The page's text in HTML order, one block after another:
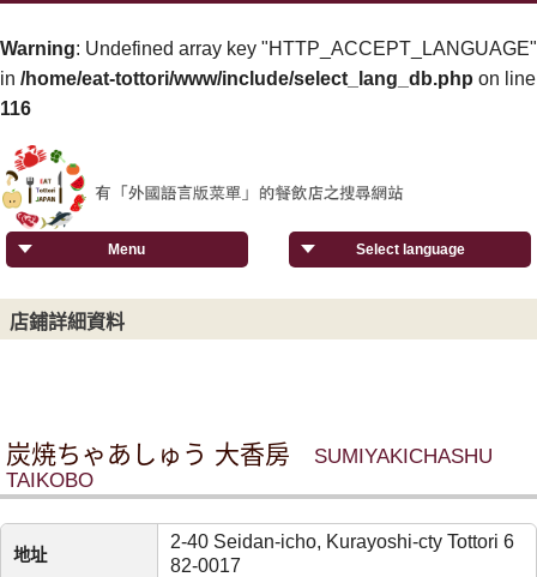
Warning: Undefined array key "HTTP_ACCEPT_LANGUAGE"
in /home/eat-tottori/www/include/select_lang_db.php on line
116
Select language
Menu
店鋪詳細資料
炭焼ちゃあしゅう 大香房
SUMIYAKICHASHU
TAIKOBO
地址
2-40 Seidan-icho, Kurayoshi-cty Tottori 6
82-0017